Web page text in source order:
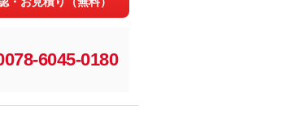
6045-0180